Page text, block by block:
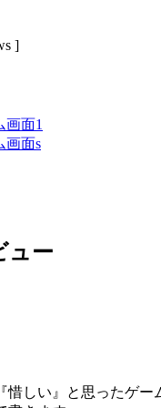
]
ュー
惜しい』と思ったゲー